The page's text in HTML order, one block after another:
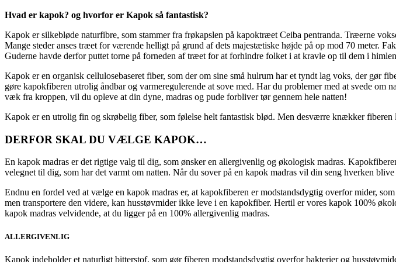
Hvad er kapok? og hvorfor er Kapok så fantastisk?
Kapok er silkebløde naturfibre, som stammer fra frøkapslen på kapoktræet Ceiba pentranda. Træerne
Mange steder anses træet for værende helligt på grund af dets majestætiske højde på op mod 70 meter.
Guderne havde derfor puttet torne på forneden af træet for at forhindre folket i at kravle op til dem i
Kapok er en organisk cellulosebaseret fiber, som der om sine små hulrum har et tyndt lag voks, der gør
gøre kapokfiberen utrolig åndbar og varmeregulerende at sove med. Har du problemer med at svede
væk fra kroppen, vil du opleve at din dyne, madras og pude forbliver tør gennem hele natten!
Kapok er en utrolig fin og skrøbelig fiber, som følelse helt fantastisk blød. Men desværre knækker fiberen
DERFOR SKAL DU VÆLGE KAPOK…
En kapok madras er det rigtige valg til dig, som ønsker en allergivenlig og økologisk madras.
velegnet til dig, som har det varmt om natten. Når du sover på en kapok madras vil din seng hverken
Endnu en fordel ved at vælge en kapok madras er, at kapokfiberen er modstandsdygtig overfor mider,
men transportere den videre, kan husstøvmider ikke leve i en kapokfiber. Hertil er vores kapok 100%
kapok madras velvidende, at du ligger på en 100% allergivenlig madras.
ALLERGIVENLIG
Kapok indeholder et naturligt bitterstof, som gør fiberen modstandsdygtig overfor bakterier og